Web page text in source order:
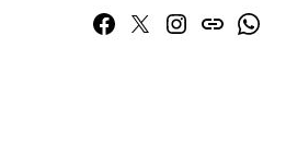
Facebook
TwitterInstagram
issuu